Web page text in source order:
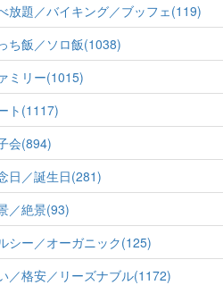
放題／バイキング／ブッフェ(119)
ち飯／ソロ飯(1038)
ミリー(1015)
ト(1117)
会(894)
日／誕生日(281)
／絶景(93)
シー／オーガニック(125)
／格安／リーズナブル(1172)